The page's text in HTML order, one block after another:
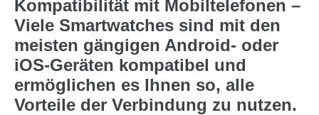
Kompatibilität mit Mobiltelefonen –
Viele Smartwatches sind mit den
meisten gängigen Android- oder
iOS-Geräten kompatibel und
ermöglichen es Ihnen so, alle
Vorteile der Verbindung zu nutzen.